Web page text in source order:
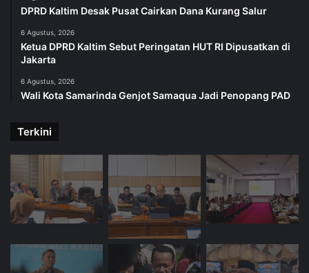
DPRD Kaltim Desak Pusat Cairkan Dana Kurang Salur
6 Agustus, 2026
Ketua DPRD Kaltim Sebut Peringatan HUT RI Dipusatkan di
Jakarta
6 Agustus, 2026
Wali Kota Samarinda Genjot Samaqua Jadi Penopang PAD
Terkini